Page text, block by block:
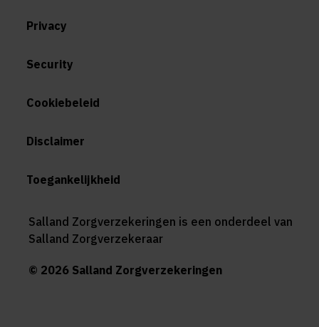
Privacy
Security
Cookiebeleid
Disclaimer
Toegankelijkheid
Salland Zorgverzekeringen is een onderdeel van
Salland Zorgverzekeraar
© 2026 Salland Zorgverzekeringen